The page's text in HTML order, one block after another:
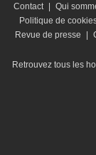
Contact | Qui
Politique de
Revue de presse
|
Retrouvez tous les